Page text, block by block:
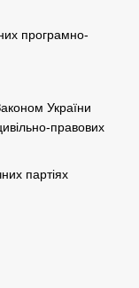
програмно-
України
правових
партіях